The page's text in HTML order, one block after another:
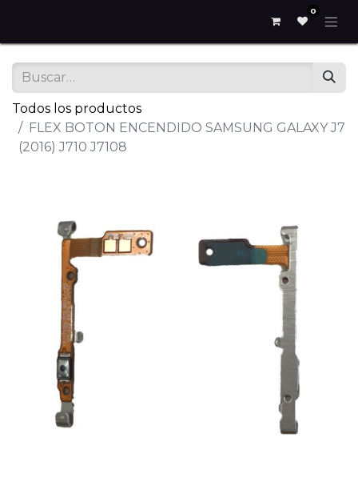
0
Todos los productos
FLEX BOTON ENCENDIDO SAMSUNG GALAXY J7
(2016) J710 J7108